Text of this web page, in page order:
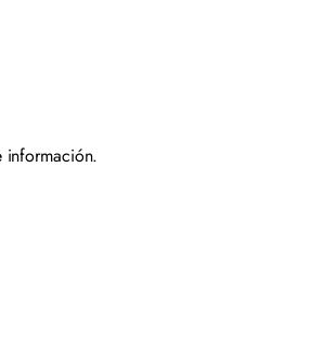
información.